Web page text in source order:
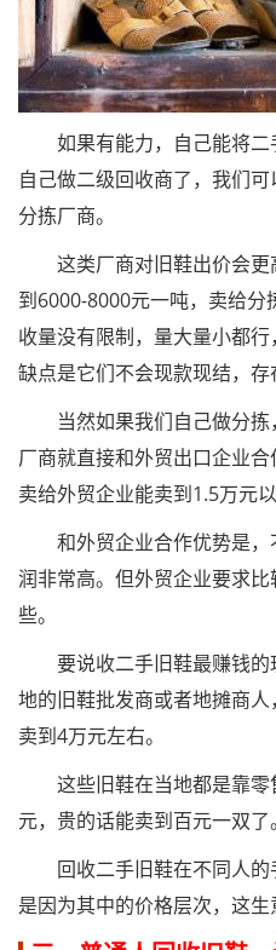
如果有能力，自己能将二
自己做二级回收商了，我们
分拣厂商。
这类厂商对旧鞋出价会更
到6000-8000元一吨，卖给
收量没有限制，量大量小都行
缺点是它们不会现款现结，存
当然如果我们自己做分拣
厂商就直接和外贸出口企业
卖给外贸企业能卖到1.5万元以
和外贸企业合作优势是，
润非常高。但外贸企业要求
些。
要说收二手旧鞋最赚钱的
地的旧鞋批发商或者地摊商
卖到4万元左右。
这些旧鞋在当地都是靠零
元，贵的话能卖到百元一双了。
回收二手旧鞋在不同人的
是因为其中的价格层次，这生